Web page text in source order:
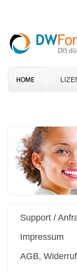
Support /
Impressum
AGB,